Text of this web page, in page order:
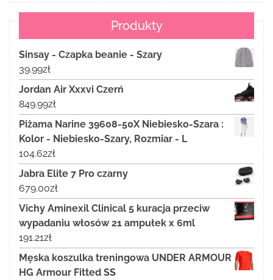
Produkty
Sinsay - Czapka beanie - Szary
39.99zł
Jordan Air Xxxvi Czerń
849.99zł
Piżama Narine 39608-50X Niebiesko-Szara :
Kolor - Niebiesko-Szary, Rozmiar - L
104.62zł
Jabra Elite 7 Pro czarny
679.00zł
Vichy Aminexil Clinical 5 kuracja przeciw
wypadaniu włosów 21 ampułek x 6ml
191.21zł
Męska koszulka treningowa UNDER ARMOUR
HG Armour Fitted SS